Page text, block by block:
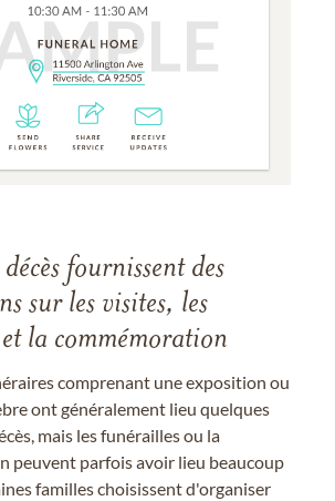
fournissent des
sur les visites, les
la commémoration
comprenant une exposition ou
ont généralement lieu quelques
mais les funérailles ou la
peuvent parfois avoir lieu beaucoup
familles choisissent d'organiser